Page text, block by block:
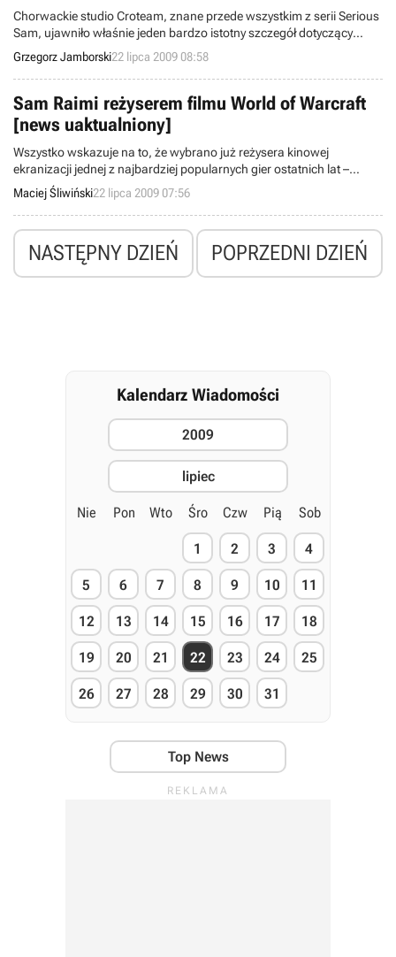
Chorwackie studio Croteam, znane przede wszystkim z serii Serious
Sam, ujawniło właśnie jeden bardzo istotny szczegół dotyczący
trzeciej części swojego flagowego tytułu. Mianowicie twórcy żegnają
się z charakterystycznym groteskowym i kolorowym stylem
graficznym.
Grzegorz Jamborski22 lipca 2009 08:58
Sam Raimi reżyserem filmu World of Warcraft
[news uaktualniony]
Wszystko wskazuje na to, że wybrano już reżysera kinowej
ekranizacji jednej z najbardziej popularnych gier ostatnich lat –
World of Warcraft. Za przeniesienie tego MMO do kin
odpowiedzialny będzie Sam Raimi, znany między innymi z takich
filmów jak seria Spider-Man czy Szybcy i martwi.
Maciej Śliwiński22 lipca 2009 07:56
NASTĘPNY DZIEŃ POPRZEDNI DZIEŃ
Kalendarz Wiadomości
2009
lipiec
Nie Pon Wto Śro Czw Pią Sob
1 2 3 4
5 6 7 8 9 10 11
12 13 14 15 16 17 18
19 20 21 22 23 24 25
26 27 28 29 30 31
Top News